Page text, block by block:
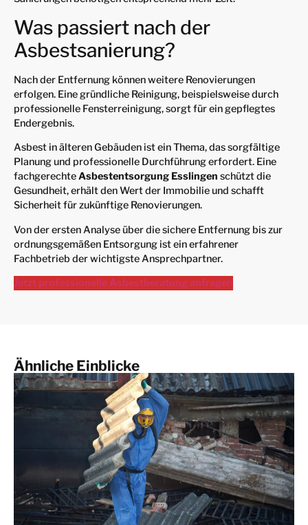
Was passiert nach der
Asbestsanierung?
Nach der Entfernung können weitere Renovierungen
erfolgen. Eine gründliche Reinigung, beispielsweise durch
professionelle Fensterreinigung, sorgt für ein gepflegtes
Endergebnis.
Asbest in älteren Gebäuden ist ein Thema, das sorgfältige
Planung und professionelle Durchführung erfordert. Eine
fachgerechteAsbestentsorgung Esslingen schützt die
Gesundheit, erhält den Wert der Immobilie und schafft
Sicherheit für zukünftige Renovierungen.
Von der ersten Analyse über die sichere Entfernung bis zur
ordnungsgemäßen Entsorgung ist ein erfahrener
Fachbetrieb der wichtigste Ansprechpartner.
Jetzt professionelle Asbestberatung anfragen
Ähnliche Einblicke